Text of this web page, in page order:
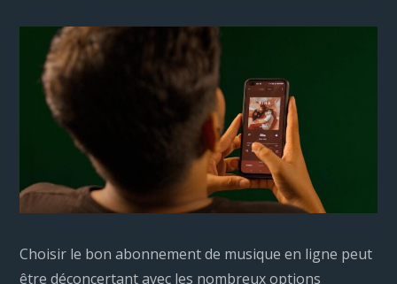
Choisir le bon abonnement de musique en ligne peut
être déconcertant avec les nombreux options